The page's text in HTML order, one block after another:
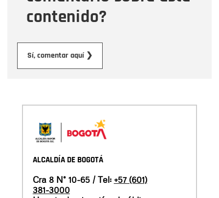
contenido?
Sí, comentar aquí ❯
ALCALDÍA DE BOGOTÁ
Cra 8 N° 10-65 / Tel: +57 (601)
381-3000